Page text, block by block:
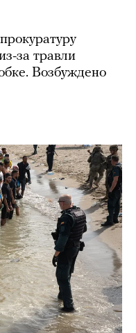
за травли
Возбуждено